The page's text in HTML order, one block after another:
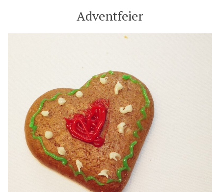
Adventfeier